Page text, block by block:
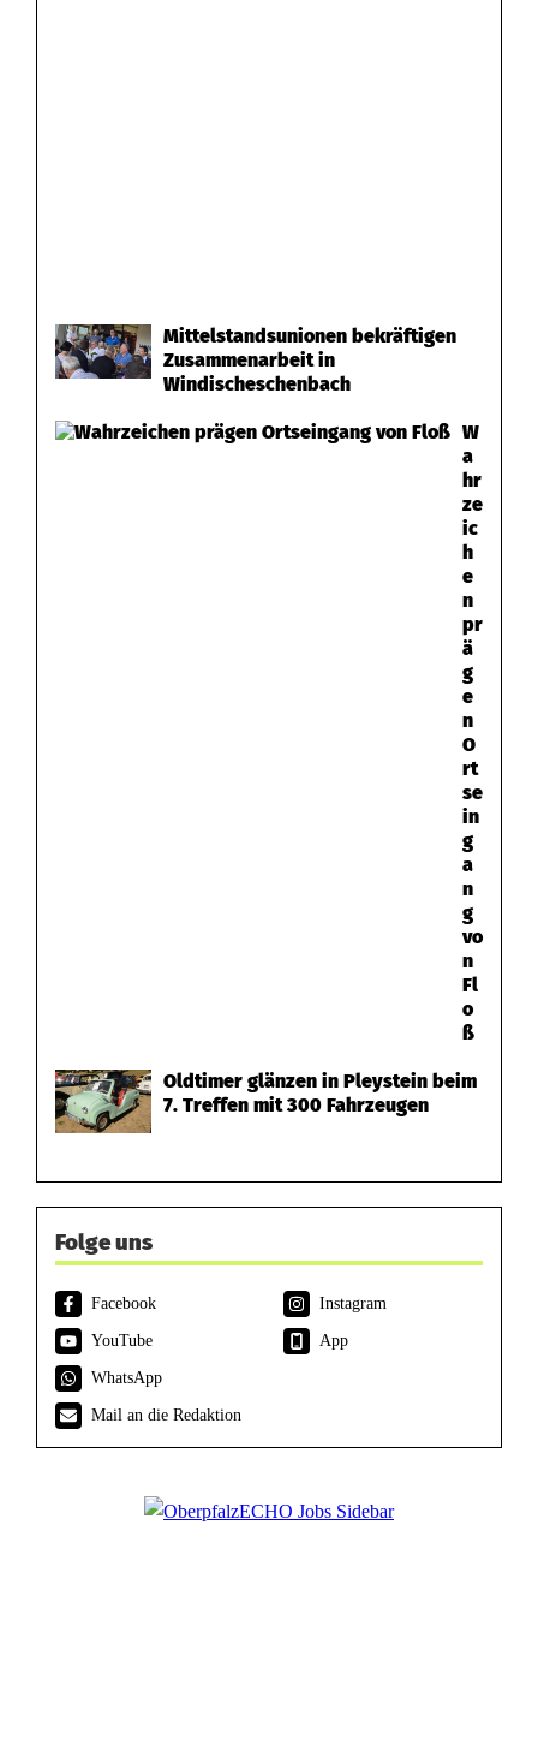
Mittelstandsunionen bekräftigen
Zusammenarbeit in
Windischeschenbach
W
a
hr
ze
ic
h
e
n
pr
ä
g
e
n
O
rt
se
in
g
a
n
g
vo
n
Fl
o
ß
Oldtimer glänzen in Pleystein beim
7. Treffen mit 300 Fahrzeugen
Folge uns
Facebook
Instagram
YouTube
App
WhatsApp
Mail an die Redaktion